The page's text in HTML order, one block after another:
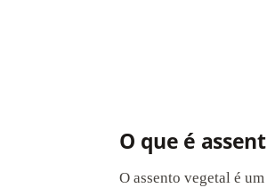
O que é
O assento vegetal é